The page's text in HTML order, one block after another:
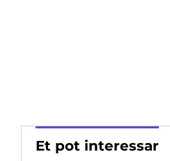
Et pot interessar